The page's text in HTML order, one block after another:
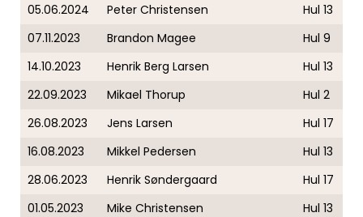
05.06.2024
Peter Christensen
Hul 13
07.11.2023
Brandon Magee
Hul 9
14.10.2023
Henrik Berg Larsen
Hul 13
22.09.2023
Mikael Thorup
Hul 2
26.08.2023
Jens Larsen
Hul 17
16.08.2023
Mikkel Pedersen
Hul 13
28.06.2023
Henrik Søndergaard
Hul 17
01.05.2023
Mike Christensen
Hul 13